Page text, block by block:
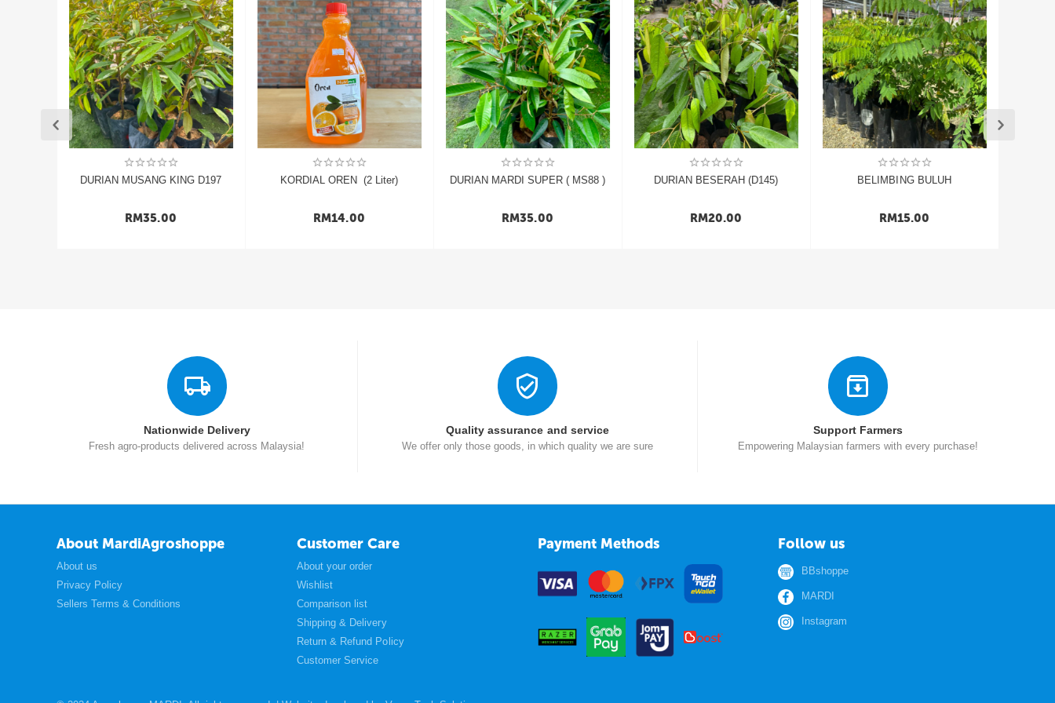
DURIAN MUSANG KING D197
RM35.00
KORDIAL OREN  (2 Liter)
RM14.00
DURIAN MARDI SUPER ( MS88 )
RM35.00
DURIAN BESERAH (D145)
RM20.00
BELIMBING BULUH
RM15.00
Nationwide Delivery
Fresh agro-products delivered across Malaysia!
Quality assurance and service
We offer only those goods, in which quality we are sure
Support Farmers
Empowering Malaysian farmers with every purchase!
About MardiAgroshoppe
About us
Privacy Policy
Sellers Terms & Conditions
Customer Care
About your order
Wishlist
Comparison list
Shipping & Delivery
Return & Refund Policy
Customer Service
Payment Methods Follow us
BBshoppe
MARDI
Instagram